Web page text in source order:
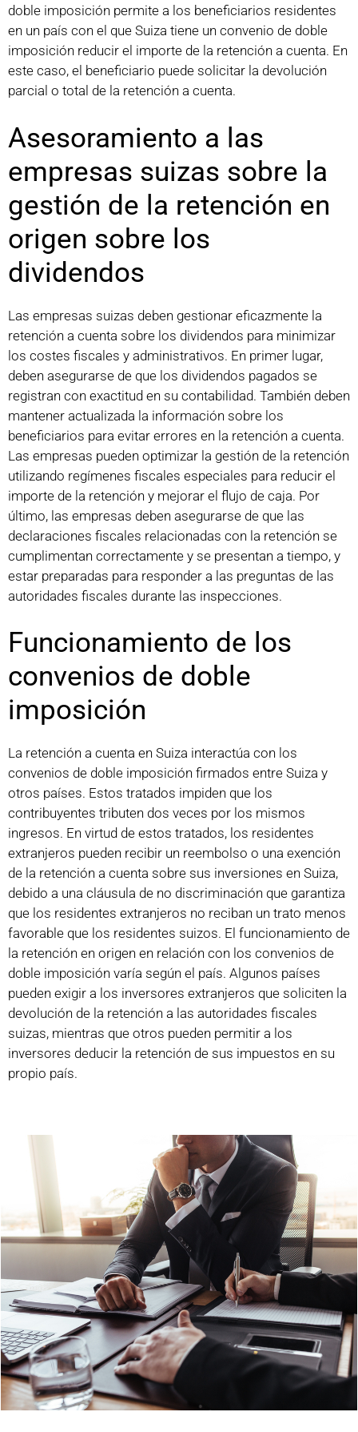
doble imposición permite a los beneficiarios residentes
en un país con el que Suiza tiene un convenio de doble
imposición reducir el importe de la retención a cuenta. En
este caso, el beneficiario puede solicitar la devolución
parcial o total de la retención a cuenta.
Asesoramiento a las
empresas suizas sobre la
gestión de la retención en
origen sobre los
dividendos
Las empresas suizas deben gestionar eficazmente la
retención a cuenta sobre los dividendos para minimizar
los costes fiscales y administrativos. En primer lugar,
deben asegurarse de que los dividendos pagados se
registran con exactitud en su contabilidad. También deben
mantener actualizada la información sobre los
beneficiarios para evitar errores en la retención a cuenta.
Las empresas pueden optimizar la gestión de la retención
utilizando regímenes fiscales especiales para reducir el
importe de la retención y mejorar el flujo de caja. Por
último, las empresas deben asegurarse de que las
declaraciones fiscales relacionadas con la retención se
cumplimentan correctamente y se presentan a tiempo, y
estar preparadas para responder a las preguntas de las
autoridades fiscales durante las inspecciones.
Funcionamiento de los
convenios de doble
imposición
La retención a cuenta en Suiza interactúa con los
convenios de doble imposición firmados entre Suiza y
otros países. Estos tratados impiden que los
contribuyentes tributen dos veces por los mismos
ingresos. En virtud de estos tratados, los residentes
extranjeros pueden recibir un reembolso o una exención
de la retención a cuenta sobre sus inversiones en Suiza,
debido a una cláusula de no discriminación que garantiza
que los residentes extranjeros no reciban un trato menos
favorable que los residentes suizos. El funcionamiento de
la retención en origen en relación con los convenios de
doble imposición varía según el país. Algunos países
pueden exigir a los inversores extranjeros que soliciten la
devolución de la retención a las autoridades fiscales
suizas, mientras que otros pueden permitir a los
inversores deducir la retención de sus impuestos en su
propio país.